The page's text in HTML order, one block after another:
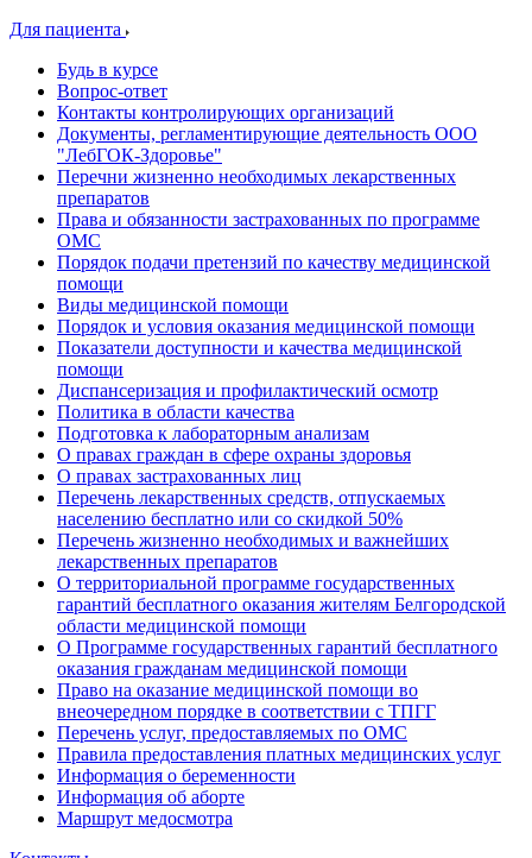
Для пациента
Будь в курсе
Вопрос-ответ
Контакты контролирующих организаций
Документы, регламентирующие деятельность ООО
"ЛебГОК-Здоровье"
Перечни жизненно необходимых лекарственных
препаратов
Права и обязанности застрахованных по программе
ОМС
Порядок подачи претензий по качеству медицинской
помощи
Виды медицинской помощи
Порядок и условия оказания медицинской помощи
Показатели доступности и качества медицинской
помощи
Диспансеризация и профилактический осмотр
Политика в области качества
Подготовка к лабораторным анализам
О правах граждан в сфере охраны здоровья
О правах застрахованных лиц
Перечень лекарственных средств, отпускаемых
населению бесплатно или со скидкой 50%
Перечень жизненно необходимых и важнейших
лекарственных препаратов
О территориальной программе государственных
гарантий бесплатного оказания жителям Белгородской
области медицинской помощи
О Программе государственных гарантий бесплатного
оказания гражданам медицинской помощи
Право на оказание медицинской помощи во
внеочередном порядке в соответствии с ТПГГ
Перечень услуг, предоставляемых по ОМС
Правила предоставления платных медицинских услуг
Информация о беременности
Информация об аборте
Маршрут медосмотра